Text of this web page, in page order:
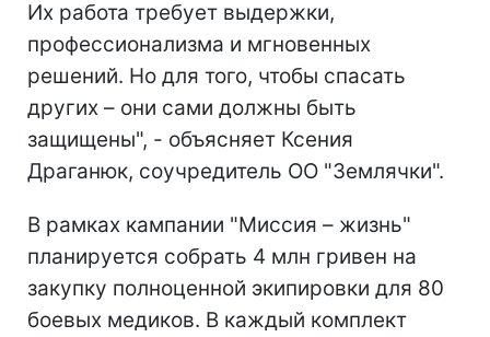
Их работа требует выдержки,
профессионализма и мгновенных
решений. Но для того, чтобы спасать
других – они сами должны быть
защищены", - объясняет Ксения
Драганюк, соучредитель ОО "Землячки".
В рамках кампании "Миссия – жизнь"
планируется собрать 4 млн гривен на
закупку полноценной экипировки для 80
боевых медиков. В каждый комплект